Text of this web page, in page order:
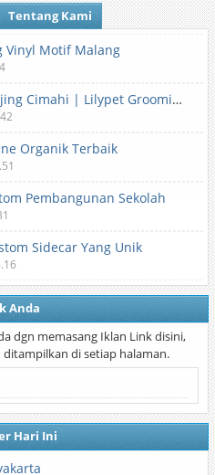
Tentang Kami
Vinyl Motif Malang
Grooming Kucing & Anjing Cimahi | Lilypet Grooming & Pet Hotel
Organik Terbaik
Pembangunan Sekolah
Sidecar Yang Unik
Anda
dgn memasang Iklan Link disini,
ditampilkan di setiap halaman.
Hari Ini